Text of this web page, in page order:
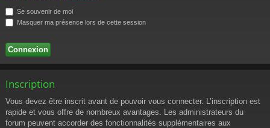
Se souvenir de moi
Masquer ma présence lors de cette session
Inscription
Vous devez être inscrit avant de pouvoir vous connecter. L’inscription est
rapide et vous offre de nombreux avantages. Les administrateurs du
forum peuvent accorder des fonctionnalités supplémentaires aux